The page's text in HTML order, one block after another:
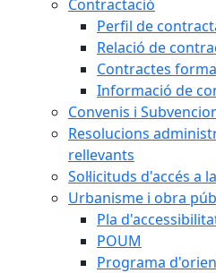
Contractació
Perfil de
Relació de
Contractes
Informació de
Convenis i
Resolucions
rellevants
Sol·licituds d'accés a
Urbanisme i obra
Pla
POUM
Programa